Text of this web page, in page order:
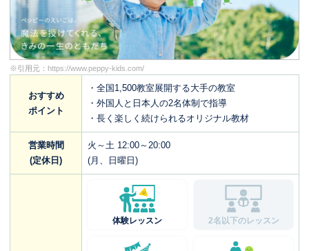
※引用元： https://www.peppy-kids.com/
おすすめ
ポイント
・全国1,500教室展開する大手の教室
・外国人と日本人の2名体制で指導
・長く楽しく続けられるオリジナル教材
営業時間
(定休日)
火～土 12:00～20:00
(月、日曜日)
体験レッスン 2名以下のレッスン